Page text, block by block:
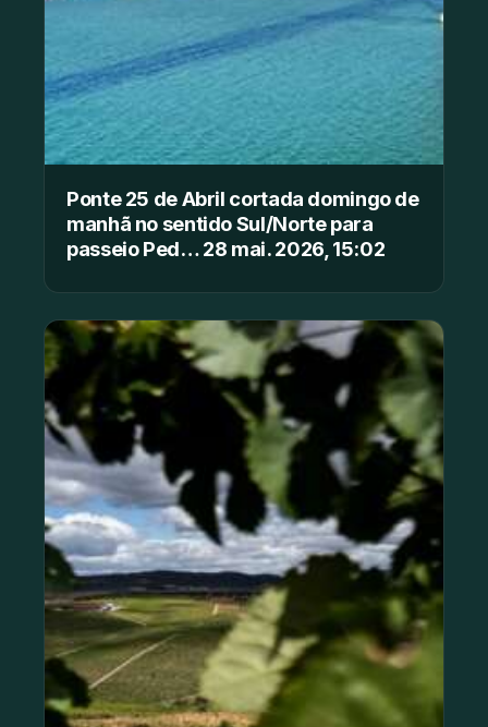
Ponte 25 de Abril cortada domingo de
manhã no sentido Sul/Norte para
passeio Ped… 28 mai. 2026, 15:02